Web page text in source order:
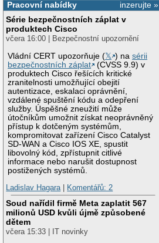
inzerujte »
Pracovní nabídky
Série bezpečnostních záplat v
produktech Cisco
včera 16:00 | Bezpečnostní upozornění
Vládní CERT upozorňuje (𝕏 ) nasérii
bezpečnostních záplat
(CVSS 9.9) v
produktech Cisco řešících kritické
zranitelnosti umožňující obejití
autentizace, eskalaci oprávnění,
vzdálené spuštění kódu a odepření
služby. Úspěšné zneužití může
útočníkům umožnit získat neoprávněný
přístup k dotčeným systémům,
kompromitovat zařízení Cisco Catalyst
SD-WAN a Cisco IOS XE, spustit
libovolný kód, zpřístupnit citlivé
informace nebo narušit dostupnost
postižených systémů.
Ladislav Hagara| Komentářů: 2
Soud nařídil firmě Meta zaplatit 567
milionů USD kvůli újmě způsobené
dětem
včera 15:33 | IT novinky